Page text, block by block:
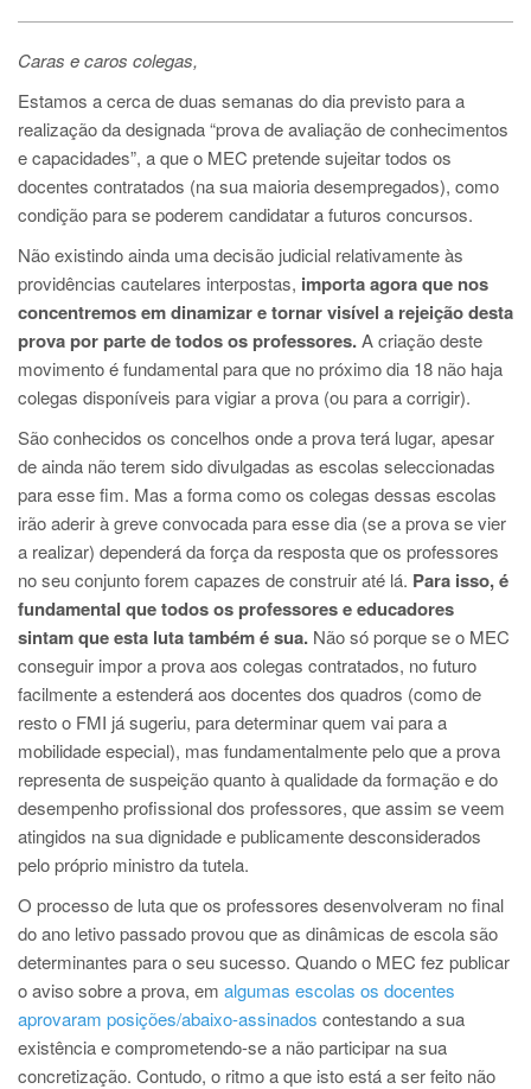
Caras e caros colegas,
Estamos a cerca de duas semanas do dia previsto para a
realização da designada “prova de avaliação de conhecimentos
e capacidades”, a que o MEC pretende sujeitar todos os
docentes contratados (na sua maioria desempregados), como
condição para se poderem candidatar a futuros concursos.
Não existindo ainda uma decisão judicial relativamente às
providências cautelares interpostas, importa agora que nos
concentremos em dinamizar e tornar visível a rejeição desta
prova por parte de todos os professores.A criação deste
movimento é fundamental para que no próximo dia 18 não haja
colegas disponíveis para vigiar a prova (ou para a corrigir).
São conhecidos os concelhos onde a prova terá lugar, apesar
de ainda não terem sido divulgadas as escolas seleccionadas
para esse fim. Mas a forma como os colegas dessas escolas
irão aderir à greve convocada para esse dia (se a prova se vier
a realizar) dependerá da força da resposta que os professores
no seu conjunto forem capazes de construir até lá. Para isso, é
fundamental que todos os professores e educadores
sintam que esta luta também é sua. Não só porque se o MEC
conseguir impor a prova aos colegas contratados, no futuro
facilmente a estenderá aos docentes dos quadros (como de
resto o FMI já sugeriu, para determinar quem vai para a
mobilidade especial), mas fundamentalmente pelo que a prova
representa de suspeição quanto à qualidade da formação e do
desempenho profissional dos professores, que assim se veem
atingidos na sua dignidade e publicamente desconsiderados
pelo próprio ministro da tutela.
O processo de luta que os professores desenvolveram no final
do ano letivo passado provou que as dinâmicas de escola são
determinantes para o seu sucesso. Quando o MEC fez publicar
o aviso sobre a prova, em algumas escolas os docentes
aprovaram posições/abaixo-assinados contestando a sua
existência e comprometendo-se a não participar na sua
concretização. Contudo, o ritmo a que isto está a ser feito não